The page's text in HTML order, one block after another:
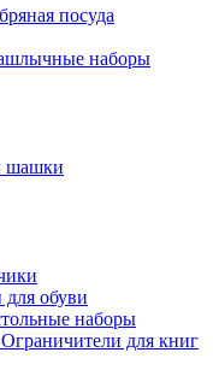
посуда
наборы
шашки
обуви
наборы
Ограничители для книг